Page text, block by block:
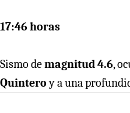
17:46 horas
Sismo demagnitud 4.6,
Quinteroy a una